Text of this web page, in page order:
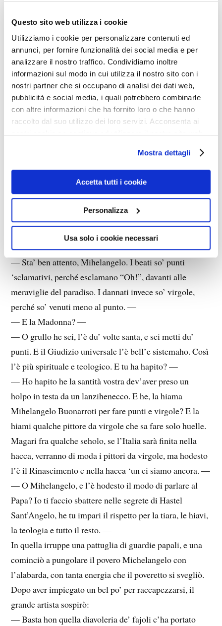
Questo sito web utilizza i cookie
Utilizziamo i cookie per personalizzare contenuti ed
annunci, per fornire funzionalità dei social media e per
analizzare il nostro traffico. Condividiamo inoltre
informazioni sul modo in cui utilizza il nostro sito con i
nostri partner che si occupano di analisi dei dati web,
pubblicità e social media, i quali potrebbero combinarle
con altre informazioni che ha fornito loro o che hanno
raccolto dal suo utilizzo dei loro servizi. Acconsenta ai
nostri cookie se continua ad utilizzare il nostro sito web.
Mostra dettagli
Accetta tutti i cookie
Personalizza
Usa solo i cookie necessari
— Già, boh, gli è che ‘un lo honosciamo. E sopra, a
destra e a sinistra, dove sciai messo gli strumenti della
Passione, altri du’ punti interrohativi, che hosì si fa un
bel triangolo che simboleggia la Trinità. —
— Ma, Santità, o h’ella disce? —
— Sta’ zitto, grullo, che io so’ il Papa, e so. Dunque, al
posto dell’angeli tu mi metti de’ punti, perché quelli so’
de’ punti fermi nel paradiso, mentre dove stanno i
‘un so’ più fermi, ma so’ haduti in basso. —
— So’ caduti in basso? I punti e virgola? —
— No, i diavolacci. —
— In basso? —
— E che volevi che hadessero in alto? —
— E che ne so? A me mi gira la testa. E dell’anime he
ne faccio? —
— Sta’ ben attento, Mihelangelo. I beati so’ punti
‘sclamativi, perché esclamano “Oh!”, davanti alle
meraviglie del paradiso. I dannati invece so’ virgole,
perché so’ venuti meno al punto. —
— E la Madonna? —
— O grullo he sei, l’è du’ volte santa, e sci metti du’
punti. E il Giudizio universale l’è bell’e sistemaho. Così
l’è più spirituale e teologico. E tu ha hapito? —
— Ho hapito he la santità vostra dev’aver preso un
holpo in testa da un lanzihenecco. E he, la hiama
Mihelangelo Buonarroti per fare punti e virgole? E la
hiami qualche pittore da virgole che sa fare solo huelle.
Magari fra qualche seholo, se l’Italia sarà finita nella
hacca, verranno di moda i pittori da virgole, ma hodesto
l’è il Rinascimento e nella hacca ‘un ci siamo ancora. —
— O Mihelangelo, e l’è hodesto il modo di parlare al
Papa? Io ti faccio sbattere nelle segrete di Hastel
Sant’Angelo, he tu impari il rispetto per la tiara, le hiavi,
la teologia e tutto il resto. —
In quella irruppe una pattuglia di guardie papali, e una
cominciò a pungolare il povero Michelangelo con
l’alabarda, con tanta energia che il poveretto si svegliò.
Dopo aver impiegato un bel po’ per raccapezzarsi, il
grande artista sospirò:
— Basta hon quella diavoleria de’ fajoli c’ha portato